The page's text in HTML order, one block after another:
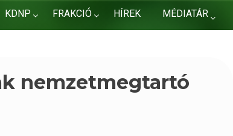
KDNP FRAKCIÓ HÍREK MÉDIATÁR
nemzetmegtartó